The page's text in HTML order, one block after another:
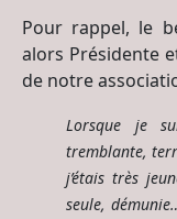
Pour rappel, le
alors Présidente
de notre
Lorsque je
tremblante,
j’étais très
seule,